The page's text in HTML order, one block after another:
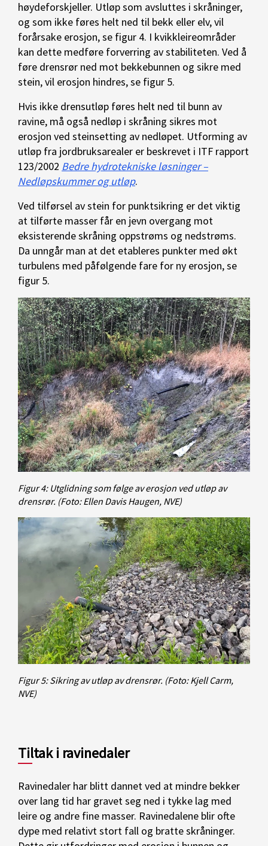
høydeforskjeller. Utløp som avsluttes i skråninger,
og som ikke føres helt ned til bekk eller elv, vil
forårsake erosjon, se figur 4. I kvikkleireområder
kan dette medføre forverring av stabiliteten. Ved å
føre drensrør ned mot bekkebunnen og sikre med
stein, vil erosjon hindres, se figur 5.
Hvis ikke drensutløp føres helt ned til bunn av
ravine, må også nedløp i skråning sikres mot
erosjon ved steinsetting av nedløpet. Utforming av
utløp fra jordbruksarealer er beskrevet i ITF rapport
123/2002 Bedre hydrotekniske løsninger –
Nedløpskummer og utløp.
Ved tilførsel av stein for punktsikring er det viktig
at tilførte masser får en jevn overgang mot
eksisterende skråning oppstrøms og nedstrøms.
Da unngår man at det etableres punkter med økt
turbulens med påfølgende fare for ny erosjon, se
figur 5.
Figur 4: Utglidning som følge av erosjon ved utløp av
drensrør. (Foto: Ellen Davis Haugen, NVE)
Figur 5: Sikring av utløp av drensrør. (Foto: Kjell Carm,
NVE)
Tiltak i ravinedaler
Ravinedaler har blitt dannet ved at mindre bekker
over lang tid har gravet seg ned i tykke lag med
leire og andre fine masser. Ravinedalene blir ofte
dype med relativt stort fall og bratte skråninger.